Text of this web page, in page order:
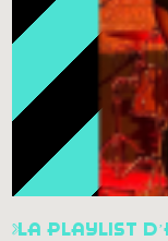
la playlist